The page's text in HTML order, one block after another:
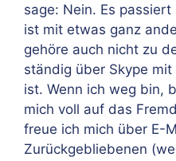
sage: Nein. Es
ist mit etwas ganz
gehöre auch nicht zu
ständig über Skype
ist. Wenn ich weg bin,
mich voll auf das
freue ich mich über E-
Zurückgebliebenen